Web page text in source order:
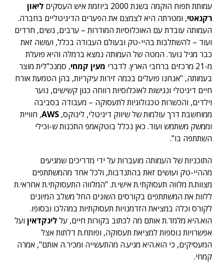
עמותת תפוח הוקמה בשנת 2000 ביוזמת איש העסקים
ליאון
רקנאטי, ומטרתה היא לצמצם את הפערים הדיגיטליים בחברה.
העמותה עובדת עם האוכלוסיות המודרות – ערבים, נשים, חרדים
ועוד – להשתלבות בהיי-טק ובעולם העבודה בכלל, ועושה זאת
כבר מגיל נוער. המטה של העמותה נמצא ברמלה והיא פועלת
מ-21 מרכזים ברחבי הארץ. לדברי
מעין קמחי, סמנכ"לית מוצר
בעמותה, "אנחנו פועלים בכמה זירות עיקריות, בהן הטמעת אורח
חיים דיגיטלי ונגישות לאוכלוסיות רווחה כגון קשישים, נוער
וילדים, והכשרות טכנולוגיות לתעסוקה – מעבודה בסביבה
ממוחשבת דרך עולמות של שיווק דיגיטלי, לינוקס, AWS, חוויית
וממשק משתמש ועוד. כאן נכלל בוטקאמפ התכנות ש-וכילי
השתתפה בו".
התוכניות של העמותה מועברות על ידי מדריכים שמגיעים
מההיי-טק ועושים זאת בהתנדבות, ולכל אחד מהמשתתפים
מצוות.ת מלווה תעסוקתי.ת אישי.ת. "המלווה התעסוקתי.ת אחראי.ת
ללוות את המשתתפים בקורסים השונים החל משלב המיונים
לקורס וכלה במציאת הזדמנויות תעסוקתיות במהלכו ובסופו.
הוא.היא מלמד.ת אותם מה לכתוב בקורות חיים, עללינקדאין ועל
אפשרויות נוספות למציאת תעסוקה, ופותח.ת דלתות אצל
המעסיקים, כי הוא.היא מגיע.ה מהתעשייה ומכיר.ה אותם", אמרה
קמחי.